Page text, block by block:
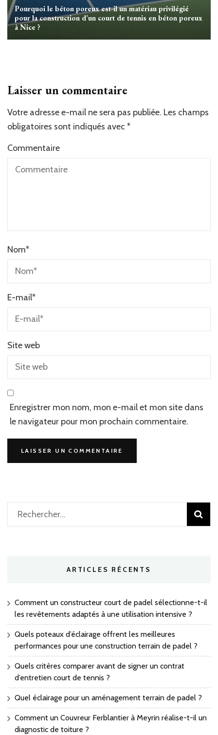
Pourquoi le béton poreux est-il un matériau privilégié
pour la construction d’un court de tennis en béton poreux
à Nice ?
Laisser un commentaire
Votre adresse e-mail ne sera pas publiée. Les champs
obligatoires sont indiqués avec *
Commentaire
Nom*
E-mail*
Site web
Enregistrer mon nom, mon e-mail et mon site dans
le navigateur pour mon prochain commentaire.
Alternative:
Rechercher :
ARTICLES RÉCENTS
Comment un constructeur court de padel sélectionne-t-il
les revêtements adaptés à une utilisation intensive ?
Quels poteaux d’éclairage offrent les meilleures
performances pour une construction terrain de padel ?
Quels critères comparer avant de signer un contrat
d’entretien court de tennis ?
Quel éclairage pour un aménagement terrain de padel ?
Comment un Couvreur Ferblantier à Meyrin réalise-t-il un
diagnostic de toiture ?